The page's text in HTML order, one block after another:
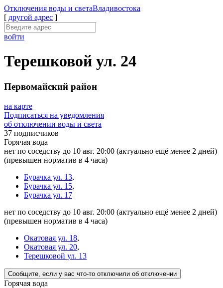
Отключения воды и светаВладивостока
[ другой адрес ]
войти
Терешковой ул. 24
Первомайский район
на карте
Подписаться на уведомления
об отключении воды и света
37 подписчиков
Горячая вода
нет по соседству до 10 авг. 20:00 (актуально ещё менее 2 дней)
(превышен норматив в 4 часа)
Бурачка ул. 13,
Бурачка ул. 15,
Бурачка ул. 17
нет по соседству до 10 авг. 20:00 (актуально ещё менее 2 дней)
(превышен норматив в 4 часа)
Окатовая ул. 18,
Окатовая ул. 20,
Терешковой ул. 13
Сообщите , если у вас что-то отключили об отключении
Горячая вода